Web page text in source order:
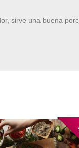
sirve una buena